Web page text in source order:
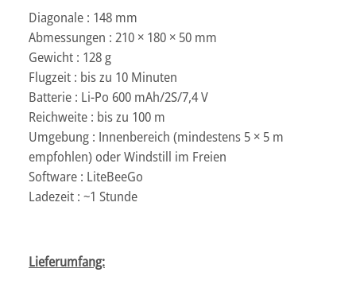
Diagonale : 148 mm
Abmessungen : 210 × 180 × 50 mm
Gewicht : 128 g
Flugzeit : bis zu 10 Minuten
Batterie : Li-Po 600 mAh/2S/7,4 V
Reichweite : bis zu 100 m
Umgebung : Innenbereich (mindestens 5 × 5 m
empfohlen) oder Windstill im Freien
Software : LiteBeeGo
Ladezeit : ~1 Stunde
Lieferumfang: